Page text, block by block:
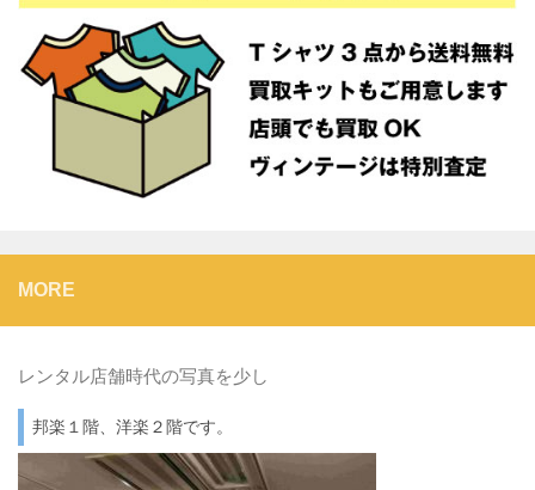
MORE
レンタル店舗時代の写真を少し
邦楽１階、洋楽２階です。